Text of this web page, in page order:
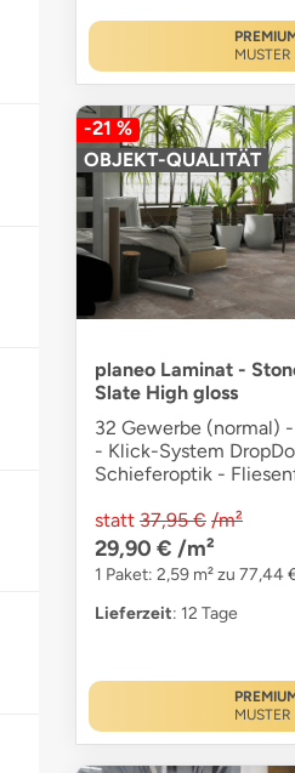
MUSTER
-21 %
OBJEKT-QUALITÄT
planeo Laminat -
Slate High gloss
32 Gewerbe (normal)
- Klick-System
Schieferoptik -
statt 37,95 € /m²
29,90 € /m²
1 Paket: 2,59 m² zu 77,44
Lieferzeit: 12 Tage
MUSTER